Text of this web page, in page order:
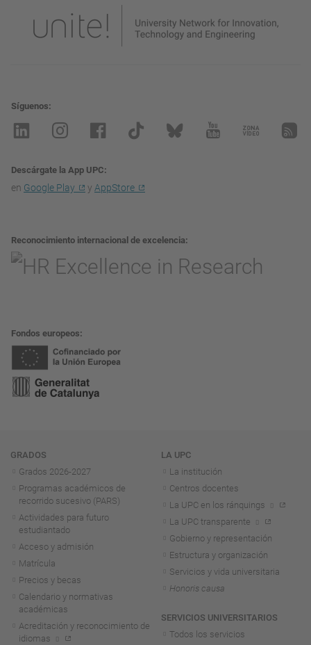
Síguenos
Descárgate la App UPC
en Google Play y AppStore
Reconocimiento internacional de excelencia
Fondos europeos
Navegación
GRADOS
Grados 2026-2027
Programas académicos de
recorrido sucesivo (PARS)
Actividades para futuro
estudiantado
Acceso y admisión
Matrícula
Precios y becas
Calendario y normativas
académicas
Acreditación y reconocimiento de
idiomas
LA UPC
La institución
Centros docentes
La UPC en los ránquings
La UPC transparente
Gobierno y representación
Estructura y organización
Servicios y vida universitaria
Honoris causa
SERVICIOS UNIVERSITARIOS
Todos los servicios